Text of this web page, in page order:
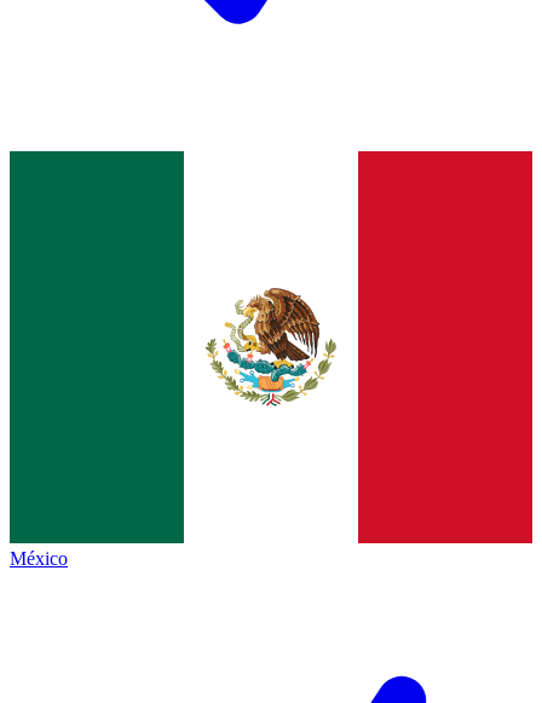
México